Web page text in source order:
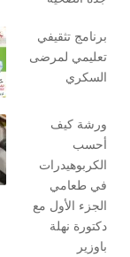
برنامج تثقيفي
تعليمي لمرضى
السكري
ورشة كيف
أحسب
الكربوهيدرات
في طعامي
الجزء الأول مع
دكتورة نهلة
باوزير